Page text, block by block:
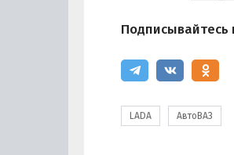
Подписывайтесь
LADA АвтоВАЗ